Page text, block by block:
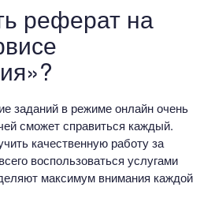
реферат на
заданий в режиме онлайн очень
сможет справиться каждый.
качественную работу за
воспользоваться услугами
максимум внимания каждой